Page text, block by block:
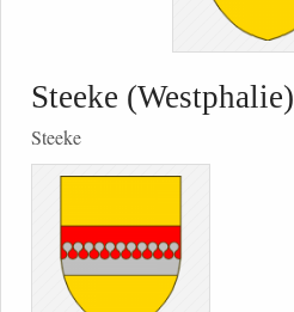
Steeke (Westphalie)
Steeke